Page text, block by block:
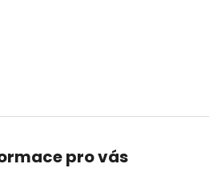
pro vás